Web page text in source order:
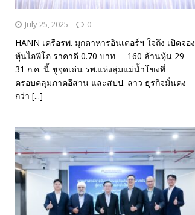
July 25, 2025 0
HANN เครือรพ. มุกดาหารอินเตอร์ฯ ใจถึง เปิดจอง
หุ้นไอพีโอ ราคาดี 0.70 บาท 160 ล้านหุ้น 29 –
31 ก.ค. นี้ ชูจุดเด่น รพ.แห่งลุ่มแม่น้ำโขงที่
ครอบคลุมภาคอีสาน และสปป. ลาว ธุรกิจมั่นคง
กว่า [...]